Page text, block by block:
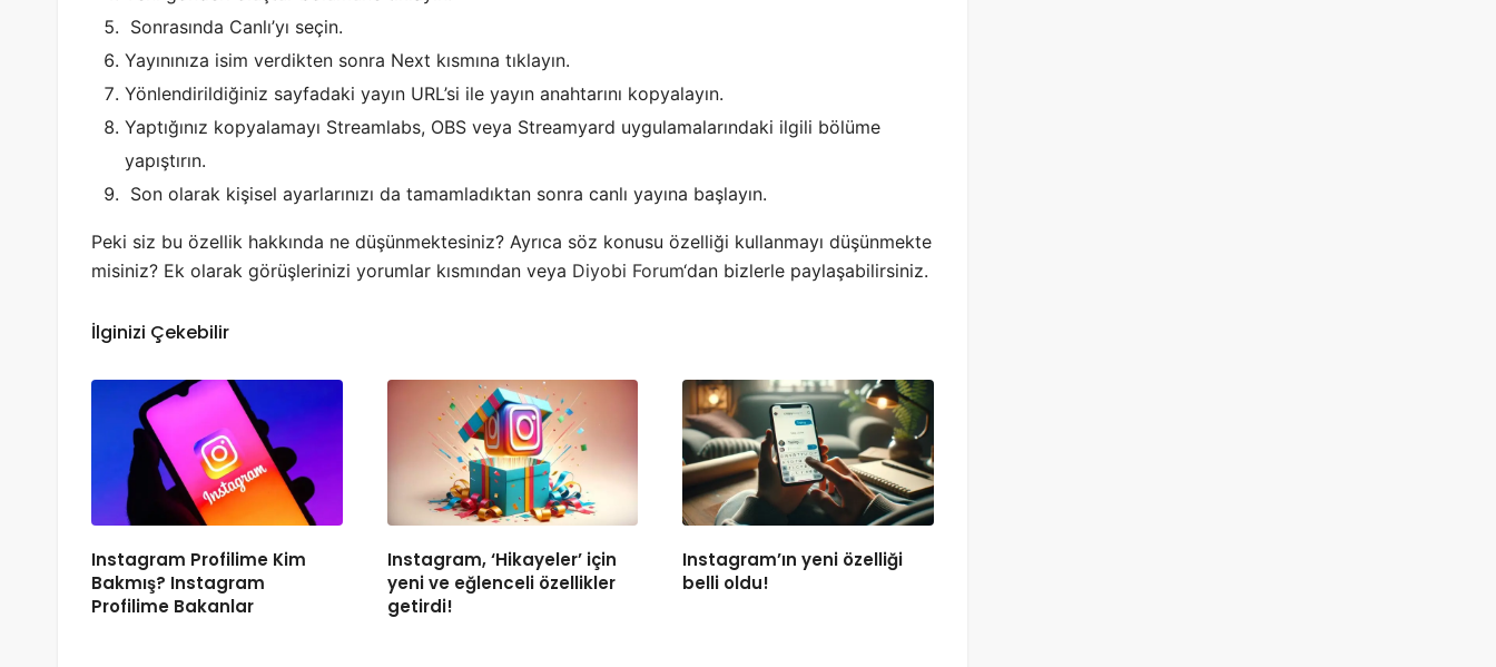
Sonrasında Canlı’yı seçin.
Yayınınıza isim verdikten sonra Next kısmına tıklayın.
Yönlendirildiğiniz sayfadaki yayın URL’si ile yayın anahtarını kopyalayın.
Yaptığınız kopyalamayı Streamlabs, OBS veya Streamyard uygulamalarındaki ilgili bölüme
yapıştırın.
Son olarak kişisel ayarlarınızı da tamamladıktan sonra canlı yayına başlayın.
Peki siz bu özellik hakkında ne düşünmektesiniz? Ayrıca söz konusu özelliği kullanmayı düşünmekte
misiniz? Ek olarak görüşlerinizi yorumlar kısmından veya Diyobi Forum‘dan bizlerle paylaşabilirsiniz.
İlginizi Çekebilir
Instagram Profilime Kim
Bakmış? Instagram
Profilime Bakanlar
Instagram, ‘Hikayeler’ için
yeni ve eğlenceli özellikler
getirdi!
Instagram’ın yeni özelliği
belli oldu!